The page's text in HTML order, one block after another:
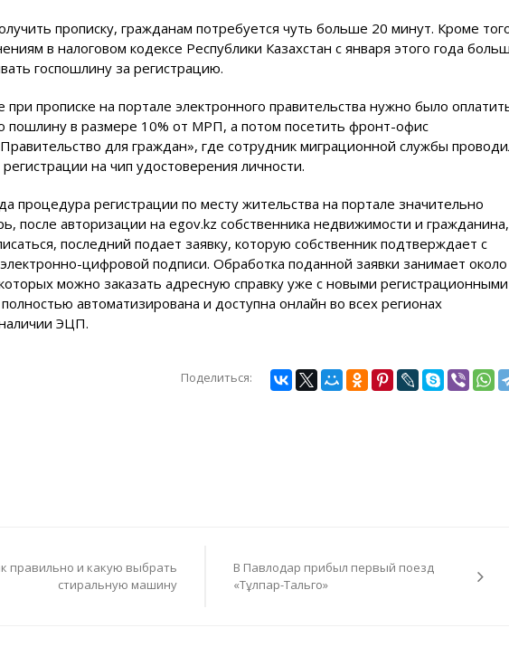
прописку, гражданам потребуется чуть больше 20 минут. Кроме
в налоговом кодексе Республики Казахстан с января этого года
госпошлину за регистрацию.
прописке на портале электронного правительства нужно было
пошлину в размере 10% от МРП, а потом посетить фронт-офис
для граждан», где сотрудник миграционной службы
на чип удостоверения личности.
процедура регистрации по месту жительства на портале значительно
после авторизации на egov.kz собственника недвижимости и гражданина,
последний подает заявку, которую собственник подтверждает с
цифровой подписи. Обработка поданной заявки занимает около
можно заказать адресную справку уже с новыми регистрационными
автоматизирована и доступна онлайн во всех регионах
ЭЦП.
Поделиться:
правильно и какую выбрать
стиральную машину
В Павлодар прибыл первый поезд
«Тұлпар-Тальго»